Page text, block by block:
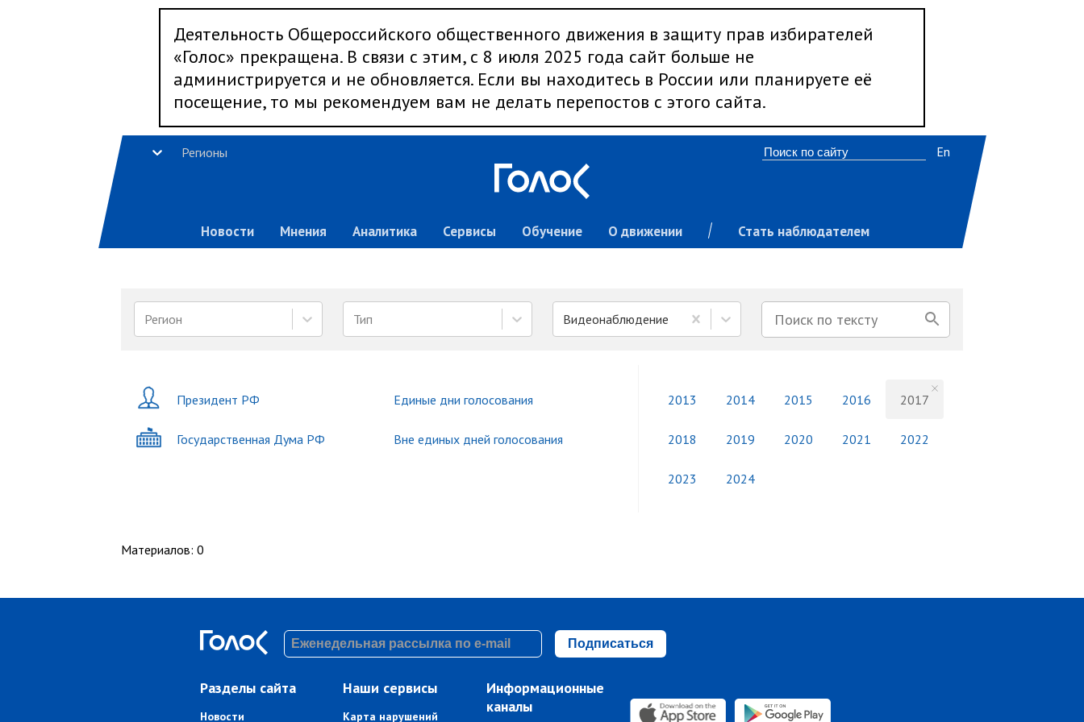
Деятельность Общероссийского общественного движения в защиту прав избирателей
«Голос» прекращена. В связи с этим, с 8 июля 2025 года сайт больше не
администрируется и не обновляется. Если вы находитесь в России или планируете её
посещение, то мы рекомендуем вам не делать перепостов с этого сайта.
Регионы
Новости Мнения Аналитика Сервисы Обучение О движении Стать наблюдателем
En
Регион Тип Видеонаблюдение
Президент РФ
Государственная Дума РФ
Единые дни голосования
Вне единых дней голосования
2013 2014 2015 2016 2017
2018 2019 2020 2021 2022
2023 2024
Материалов: 0
Подписаться
Разделы сайта
Новости
Наши сервисы
Карта нарушений
Информационные
каналы